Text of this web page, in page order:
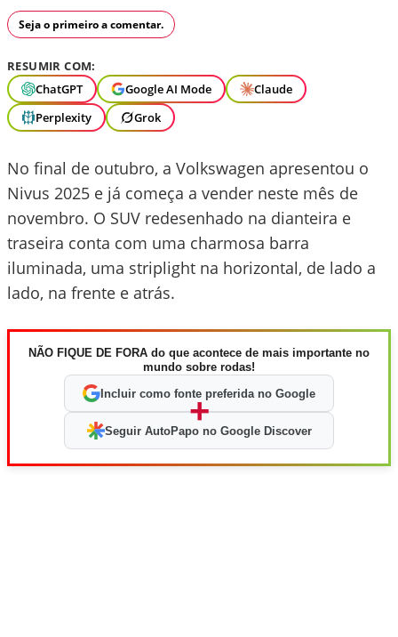
Seja o primeiro a comentar.
RESUMIR COM:
ChatGPT
Google AI Mode
Claude
Perplexity
Grok
No final de outubro, a Volkswagen apresentou o
Nivus 2025 e já começa a vender neste mês de
novembro. O SUV redesenhado na dianteira e
traseira conta com uma charmosa barra
iluminada, uma striplight na horizontal, de lado a
lado, na frente e atrás.
NÃO FIQUE DE FORA do que acontece de mais importante no
mundo sobre rodas!
Incluir como fonte preferida no Google
+
Seguir AutoPapo no Google Discover